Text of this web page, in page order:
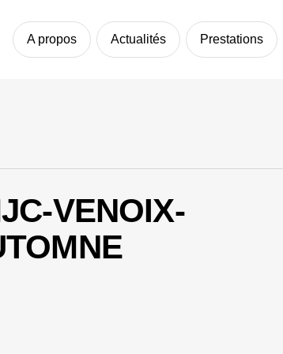
A propos Actualités Prestations
VENOIX-